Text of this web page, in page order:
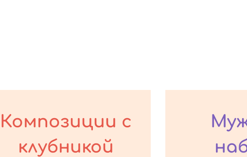
Композиции с
клубникой